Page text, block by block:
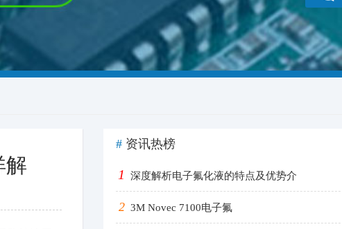
解
# 资讯热榜
1 深度解析电子氟化液的特点及优势介
2 3M Novec 7100电子氟